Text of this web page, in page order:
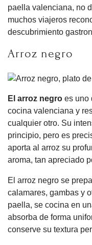
paella valenciana, no
muchos viajeros
descubrimiento
Arroz negro
El arroz negro es uno
cocina valenciana y
cualquier otro. Su
principio, pero es
aporta al arroz su
aroma, tan apreciado
El arroz negro se
calamares, gambas y
paella, se cocina en
absorba de forma
conserve su textura